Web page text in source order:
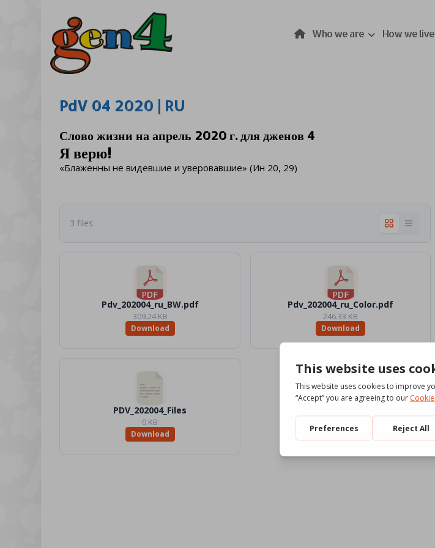
Who we are How we live
PdV 04 2020 | RU
Слово жизни на апрель 2020 г. для дженов 4
Я верю!
«Блаженны не видевшие и уверовавшие» (Ин 20, 29)
3 files
Pdv_202004_ru_BW.pdf
309.24 KB
Download
Pdv_202004_ru_Color.pdf
246.33 KB
Download
PDV_202004_Files
0 KB
Download